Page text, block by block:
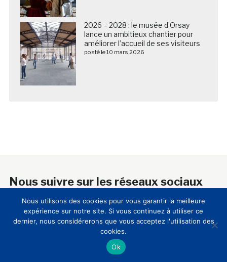
2026 – 2028 : le musée d’Orsay
lance un ambitieux chantier pour
améliorer l’accueil de ses visiteurs
posté le 10 mars 2026
Nous suivre sur les réseaux sociaux
Nous utilisons des cookies pour vous garantir la meilleure
expérience sur notre site. Si vous continuez à utiliser ce
dernier, nous considérerons que vous acceptez l'utilisation des
cookies.
Ok